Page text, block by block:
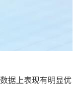
据上表现有明显优